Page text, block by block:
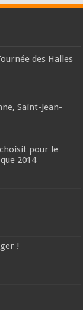
des Halles
Saint-Jean-
pour le
2014
!